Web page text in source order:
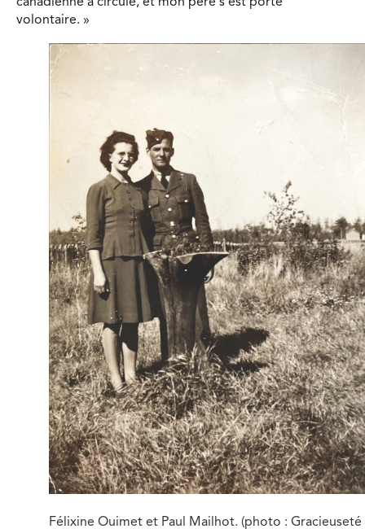
volontaire. »
Félixine Ouimet et Paul Mailhot. (photo : Gracieuseté